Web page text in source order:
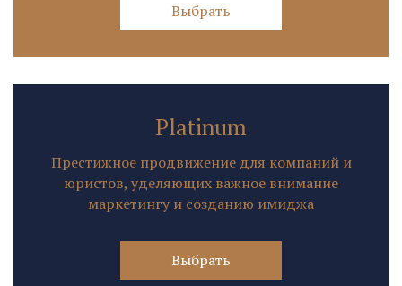
Выбрать
Platinum
Престижное продвижение для компаний и
юристов, уделяющих важное внимание
маркетингу и созданию имиджа
Выбрать